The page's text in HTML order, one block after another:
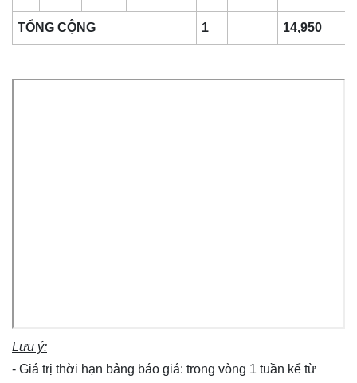
TỔNG CỘNG 1 14,950
Lưu ý:
- Giá trị thời hạn bảng báo giá: trong vòng 1 tuần kể từ